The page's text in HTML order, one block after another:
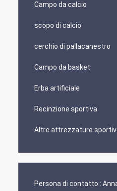
Campo da calcio
scopo di calcio
cerchio di pallacanestro
Campo da basket
Erba artificiale
Recinzione sportiva
Altre attrezzature
Persona di contatto :